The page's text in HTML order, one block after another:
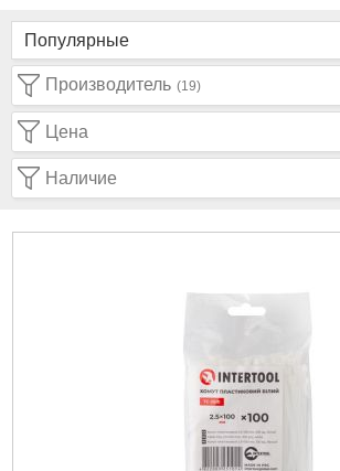
Производитель (19)
Цена
Наличие